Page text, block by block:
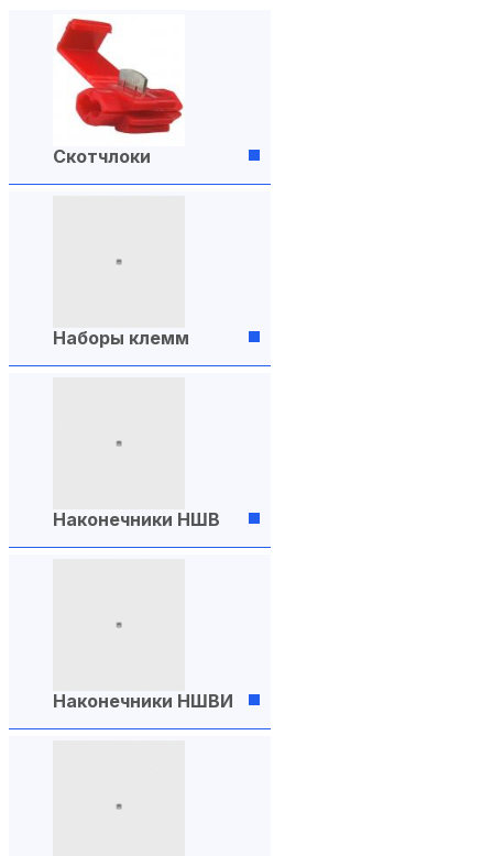
Скотчлоки
Наборы клемм
Наконечники НШВ
Наконечники НШВИ